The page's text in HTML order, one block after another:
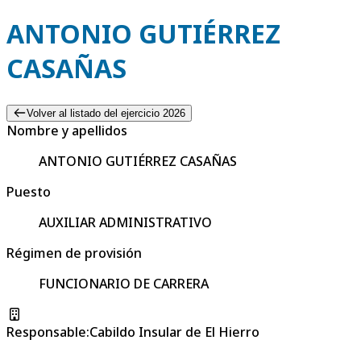
ANTONIO GUTIÉRREZ
CASAÑAS
Volver al listado del ejercicio 2026
Nombre y apellidos
ANTONIO GUTIÉRREZ CASAÑAS
Puesto
AUXILIAR ADMINISTRATIVO
Régimen de provisión
FUNCIONARIO DE CARRERA
Responsable:Cabildo Insular de El Hierro